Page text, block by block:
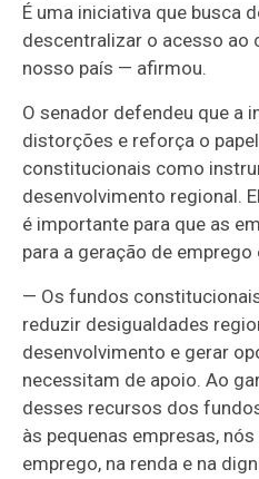
É uma iniciativa que busca
descentralizar o acesso ao
nosso país — afirmou.
O senador defendeu que a
distorções e reforça o
constitucionais como
desenvolvimento regional.
é importante para que as
para a geração de emprego
— Os fundos
reduzir desigualdades
desenvolvimento e gerar
necessitam de apoio. Ao
desses recursos dos
às pequenas empresas,
emprego, na renda e na